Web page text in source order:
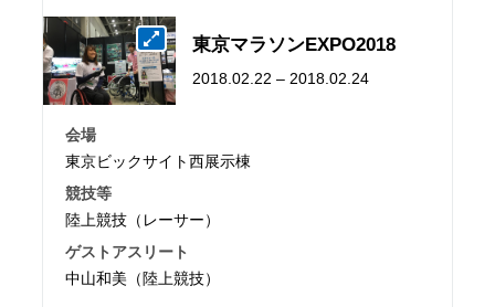
東京マラソンEXPO2018
2018.02.22 – 2018.02.24
会場
東京ビックサイト西展示棟
競技等
陸上競技（レーサー）
ゲストアスリート
中山和美（陸上競技）